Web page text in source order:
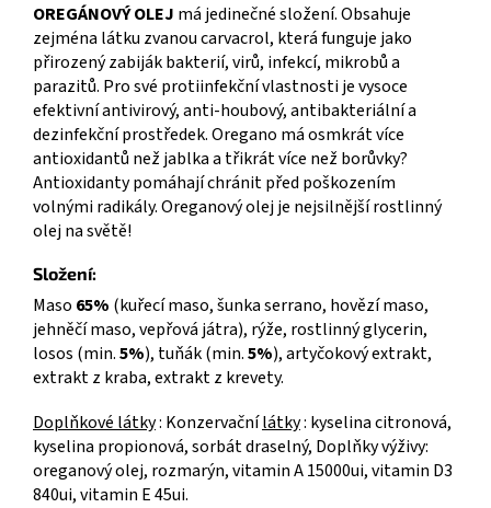
OREGÁNOVÝ OLEJ má jedinečné složení. Obsahuje
zejména látku zvanou carvacrol, která funguje jako
přirozený zabiják bakterií, virů, infekcí, mikrobů a
parazitů. Pro své protiinfekční vlastnosti je vysoce
efektivní antivirový, anti-houbový, antibakteriální a
dezinfekční prostředek. Oregano má osmkrát více
antioxidantů než jablka a třikrát více než borůvky?
Antioxidanty pomáhají chránit před poškozením
volnými radikály. Oreganový olej je nejsilnější rostlinný
olej na světě!
Složení:
Maso 65% (kuřecí maso, šunka serrano, hovězí maso,
jehněčí maso, vepřová játra), rýže, rostlinný glycerin,
losos (min.5%), tuňák (min.5%), artyčokový extrakt,
extrakt z kraba, extrakt z krevety.
Doplňkové látky: Konzervačnílátky: kyselina citronová,
kyselina propionová, sorbát draselný, Doplňky výživy:
oreganový olej, rozmarýn, vitamin A 15000ui, vitamin D3
840ui, vitamin E 45ui.